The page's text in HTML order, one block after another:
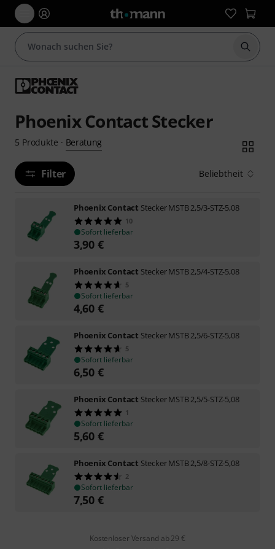
Suche
Phoenix Contact Stecker
5 Produkte · Beratung
Filter Beliebtheit
Phoenix Contact Stecker MSTB 2,5/3-STZ-5,08
10
Sofort lieferbar
3,90 €
Phoenix Contact Stecker MSTB 2,5/4-STZ-5,08
5
Sofort lieferbar
4,60 €
Phoenix Contact Stecker MSTB 2,5/6-STZ-5,08
5
Sofort lieferbar
6,50 €
Phoenix Contact Stecker MSTB 2,5/5-STZ-5,08
1
Sofort lieferbar
5,60 €
Phoenix Contact Stecker MSTB 2,5/8-STZ-5,08
2
Sofort lieferbar
7,50 €
Kostenloser Versand ab 29 €